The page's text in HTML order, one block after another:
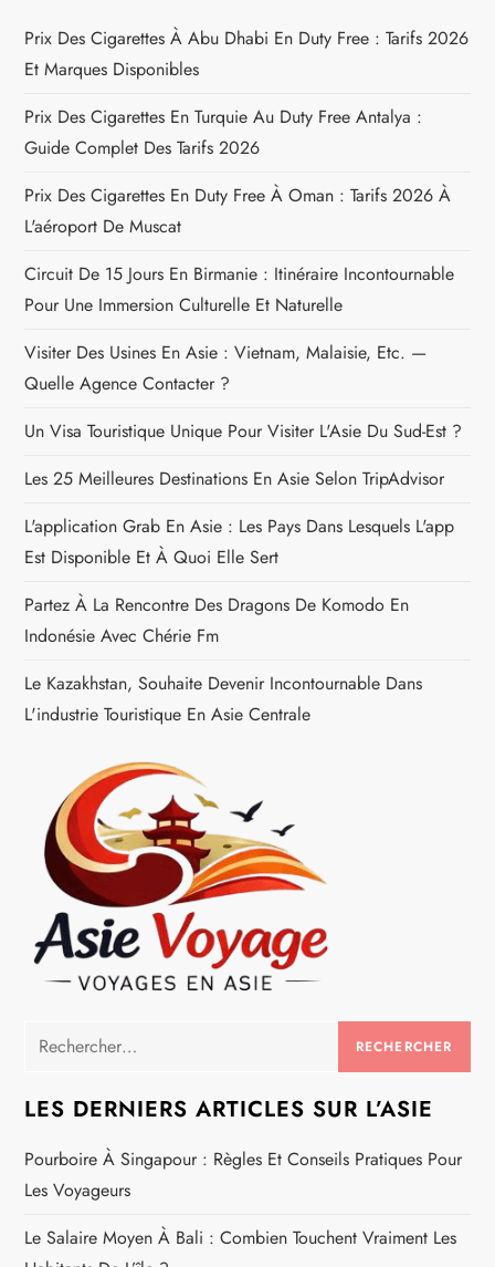
a
t
i
o
n
d
e
l
’
a
t
i
c
l
e
Prix Des Cigarettes À Abu Dhabi En Duty Free : Tarifs 2026
Et Marques Disponibles
Prix Des Cigarettes En Turquie Au Duty Free Antalya :
Guide Complet Des Tarifs 2026
Prix Des Cigarettes En Duty Free À Oman : Tarifs 2026 À
L'aéroport De Muscat
Circuit De 15 Jours En Birmanie : Itinéraire Incontournable
Pour Une Immersion Culturelle Et Naturelle
Visiter Des Usines En Asie : Vietnam, Malaisie, Etc. —
Quelle Agence Contacter ?
Un Visa Touristique Unique Pour Visiter L'Asie Du Sud-Est ?
Les 25 Meilleures Destinations En Asie Selon TripAdvisor
L'application Grab En Asie : Les Pays Dans Lesquels L'app
Est Disponible Et À Quoi Elle Sert
Partez À La Rencontre Des Dragons De Komodo En
Indonésie Avec Chérie Fm
Le Kazakhstan, Souhaite Devenir Incontournable Dans
L'industrie Touristique En Asie Centrale
Rechercher :
LES DERNIERS ARTICLES SUR L’ASIE
Pourboire À Singapour : Règles Et Conseils Pratiques Pour
Les Voyageurs
Le Salaire Moyen À Bali : Combien Touchent Vraiment Les